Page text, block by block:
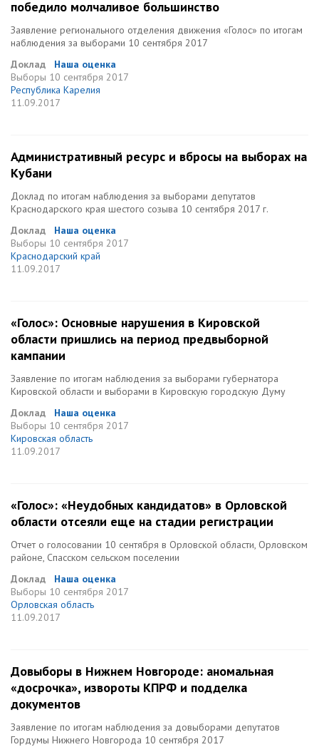
победило молчаливое большинство
Заявление регионального отделения движения «Голос» по итогам
наблюдения за выборами 10 сентября 2017
Доклад
Наша оценка
Выборы 10 сентября 2017
Республика Карелия
11.09.2017
Административный ресурс и вбросы на выборах на
Кубани
Доклад по итогам наблюдения за выборами депутатов
Краснодарского края шестого созыва 10 сентября 2017 г.
Доклад
Наша оценка
Выборы 10 сентября 2017
Краснодарский край
11.09.2017
«Голос»: Основные нарушения в Кировской
области пришлись на период предвыборной
кампании
Заявление по итогам наблюдения за выборами губернатора
Кировской области и выборами в Кировскую городскую Думу
Доклад
Наша оценка
Выборы 10 сентября 2017
Кировская область
11.09.2017
«Голос»: «Неудобных кандидатов» в Орловской
области отсеяли еще на стадии регистрации
Отчет о голосовании 10 сентября в Орловской области, Орловском
районе, Спасском сельском поселении
Доклад
Наша оценка
Выборы 10 сентября 2017
Орловская область
11.09.2017
Довыборы в Нижнем Новгороде: аномальная
«досрочка», извороты КПРФ и подделка
документов
Заявление по итогам наблюдения за довыборами депутатов
Гордумы Нижнего Новгорода 10 сентября 2017